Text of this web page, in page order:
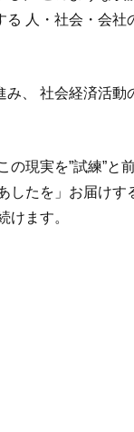
る 人・社会・会社
み、 社会経済活動
の現実を”試練”と
したを」お届けす
けます。